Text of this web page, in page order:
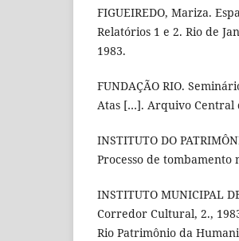
FIGUEIREDO, Mariza.
Relatórios 1 e 2. Rio de
1983.
FUNDAÇÃO RIO.
Atas […]. Arquivo Central
INSTITUTO DO
Processo de tombamento
INSTITUTO MUNICIPAL
Corredor Cultural, 2.,
Rio Patrimônio da